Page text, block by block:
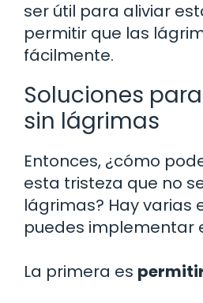
ser útil para aliviar
permitir que las
fácilmente.
Soluciones
sin lágrimas
Entonces, ¿cómo
esta tristeza que no
lágrimas? Hay varias
puedes implementar
La primera es